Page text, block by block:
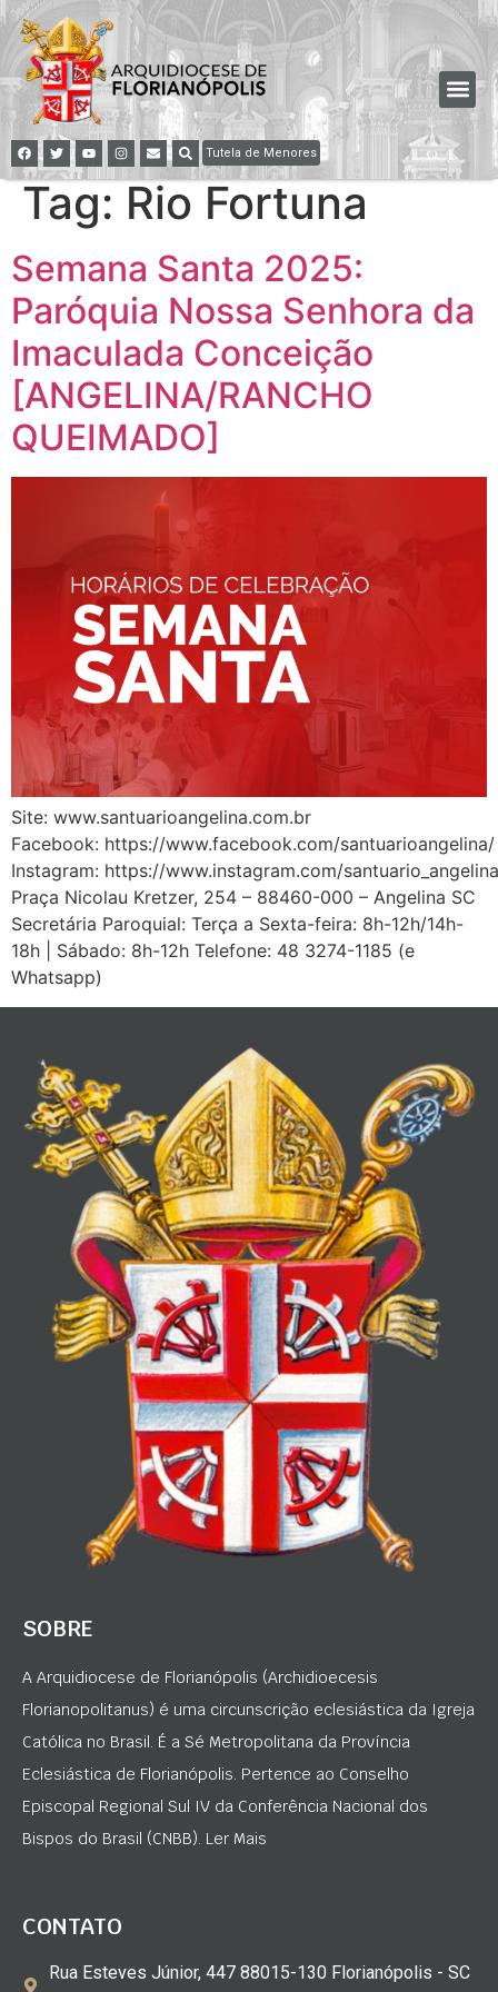
Tutela de Menores
Tag: Rio Fortuna
Semana Santa 2025:
Paróquia Nossa Senhora da
Imaculada Conceição
[ANGELINA/RANCHO
QUEIMADO]
Site: www.santuarioangelina.com.br
Facebook: https://www.facebook.com/santuarioangelina/
Instagram: https://www.instagram.com/
Praça Nicolau Kretzer, 254 – 88460-000 – Angelina SC
Secretária Paroquial: Terça a Sexta-feira: 8h-12h/14h-
18h | Sábado: 8h-12h Telefone: 48 3274-1185 (e
Whatsapp)
SOBRE
A Arquidiocese de Florianópolis (Archidioecesis
Florianopolitanus) é uma circunscrição eclesiástica da Igreja
Católica no Brasil. É a Sé Metropolitana da Província
Eclesiástica de Florianópolis. Pertence ao Conselho
Episcopal Regional Sul IV da Conferência Nacional dos
Bispos do Brasil (CNBB). Ler Mais
CONTATO
Rua Esteves Júnior, 447 88015-130 Florianópolis - SC